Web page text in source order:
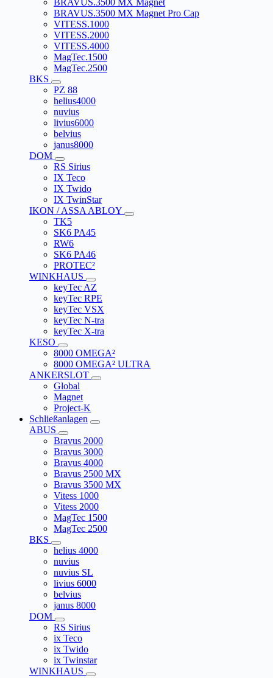
BRAVUS.3500 MX Magnet
BRAVUS.3500 MX Magnet Pro Cap
VITESS.1000
VITESS.2000
VITESS.4000
MagTec.1500
MagTec.2500
BKS
PZ 88
helius4000
nuvius
livius6000
belvius
janus8000
DOM
RS Sirius
IX Teco
IX Twido
IX TwinStar
IKON / ASSA ABLOY
TK5
SK6 PA45
RW6
SK6 PA46
PROTEC²
WINKHAUS
keyTec AZ
keyTec RPE
keyTec VSX
keyTec N-tra
keyTec X-tra
KESO
8000 OMEGA²
8000 OMEGA² ULTRA
ANKERSLOT
Global
Magnet
Project-K
Schließanlagen
ABUS
Bravus 2000
Bravus 3000
Bravus 4000
Bravus 2500 MX
Bravus 3500 MX
Vitess 1000
Vitess 2000
MagTec 1500
MagTec 2500
BKS
helius 4000
nuvius
nuvius SL
livius 6000
belvius
janus 8000
DOM
RS Sirius
ix Teco
ix Twido
ix Twinstar
WINKHAUS